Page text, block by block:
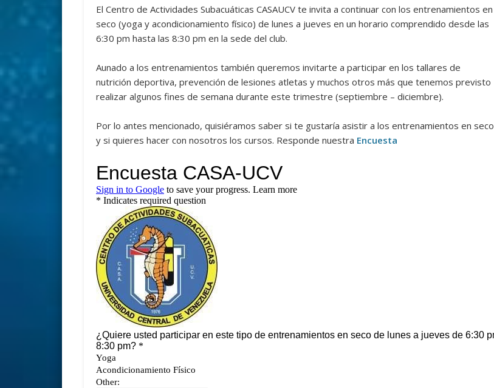
El Centro de Actividades Subacuáticas CASAUCV te invita a continuar con los entrenamientos en
seco (yoga y acondicionamiento físico) de lunes a jueves en un horario comprendido desde las
6:30 pm hasta las 8:30 pm en la sede del club.
Aunado a los entrenamientos también queremos invitarte a participar en los tallares de
nutrición deportiva, prevención de lesiones atletas y muchos otros más que tenemos previsto
realizar algunos fines de semana durante este trimestre (septiembre – diciembre).
Por lo antes mencionado, quisiéramos saber si te gustaría asistir a los entrenamientos en seco
y si quieres hacer con nosotros los cursos. Responde nuestra Encuesta